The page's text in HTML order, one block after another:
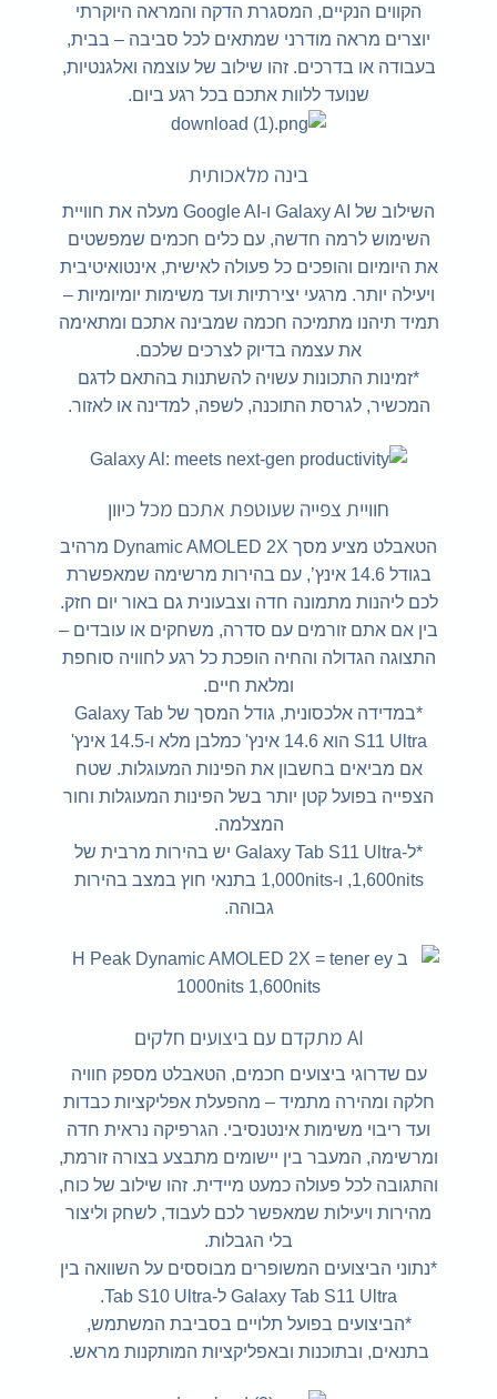
הקווים הנקיים, המסגרת הדקה והמראה היוקרתי
יוצרים מראה מודרני שמתאים לכל סביבה – בבית,
בעבודה או בדרכים. זהו שילוב של עוצמה ואלגנטיות,
שנועד ללוות אתכם בכל רגע ביום.
בינה מלאכותית
השילוב של Galaxy AI ו-Google AI מעלה את חוויית
השימוש לרמה חדשה, עם כלים חכמים שמפשטים
את היומיום והופכים כל פעולה לאישית, אינטואיטיבית
ויעילה יותר. מרגעי יצירתיות ועד משימות יומיומיות –
תמיד תיהנו מתמיכה חכמה שמבינה אתכם ומתאימה
את עצמה בדיוק לצרכים שלכם.
*זמינות התכונות עשויה להשתנות בהתאם לדגם
המכשיר, לגרסת התוכנה, לשפה, למדינה או לאזור.
חוויית צפייה שעוטפת אתכם מכל כיוון
הטאבלט מציע מסך Dynamic AMOLED 2X מרהיב
בגודל 14.6 אינץ’, עם בהירות מרשימה שמאפשרת
לכם ליהנות מתמונה חדה וצבעונית גם באור יום חזק.
בין אם אתם זורמים עם סדרה, משחקים או עובדים –
התצוגה הגדולה והחיה הופכת כל רגע לחוויה סוחפת
ומלאת חיים.
*במדידה אלכסונית, גודל המסך של Galaxy Tab
S11 Ultra הוא 14.6 אינץ' כמלבן מלא ו-14.5 אינץ'
אם מביאים בחשבון את הפינות המעוגלות. שטח
הצפייה בפועל קטן יותר בשל הפינות המעוגלות וחור
המצלמה.
*ל-Galaxy Tab S11 Ultra יש בהירות מרבית של
1,600nits, ו-1,000nits בתנאי חוץ במצב בהירות
גבוהה.
AI מתקדם עם ביצועים חלקים
עם שדרוגי ביצועים חכמים, הטאבלט מספק חוויה
חלקה ומהירה מתמיד – מהפעלת אפליקציות כבדות
ועד ריבוי משימות אינטנסיבי. הגרפיקה נראית חדה
ומרשימה, המעבר בין יישומים מתבצע בצורה זורמת,
והתגובה לכל פעולה כמעט מיידית. זהו שילוב של כוח,
מהירות ויעילות שמאפשר לכם לעבוד, לשחק וליצור
בלי הגבלות.
*נתוני הביצועים המשופרים מבוססים על השוואה בין
Galaxy Tab S11 Ultra ל-Tab S10 Ultra.
*הביצועים בפועל תלויים בסביבת המשתמש,
בתנאים, ובתוכנות ובאפליקציות המותקנות מראש.